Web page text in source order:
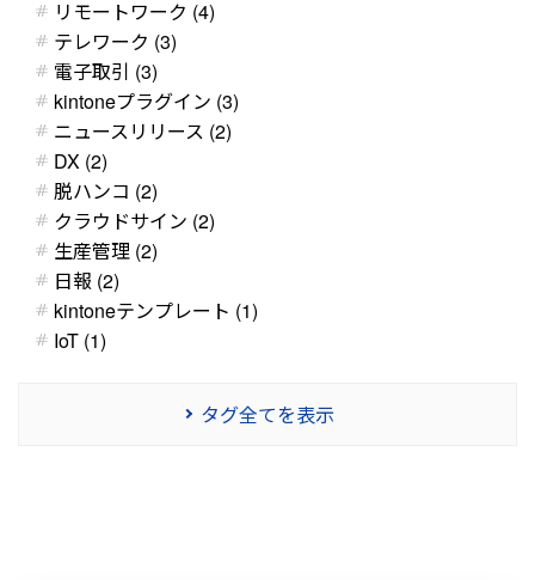
リモートワーク (4)
テレワーク (3)
電子取引 (3)
kintoneプラグイン (3)
ニュースリリース (2)
DX (2)
脱ハンコ (2)
クラウドサイン (2)
生産管理 (2)
日報 (2)
kintoneテンプレート (1)
IoT (1)
タグ全てを表示